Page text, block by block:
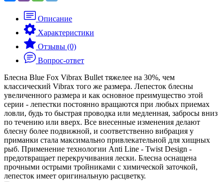
Описание
Характеристики
Отзывы (0)
Вопрос-ответ
Блесна Blue Fox Vibrax Bullet тяжелее на 30%, чем
классический Vibrax того же размера. Лепесток блесны
увеличенного размера и как основное преимущество этой
серии - лепестки постоянно вращаются при любых приемах
ловли, будь то быстрая проводка или медленная, забросы вниз
по течению или вверх. Все внесенные изменения делают
блесну более подвижной, и соответственно вибрация у
приманки стала максимально привлекательной для хищных
рыб. Применение технологии Anti Line - Twist Design -
предотвращает перекручивания лески. Блесна оснащена
прочными острыми тройниками с химической заточкой,
лепесток имеет оригинальную расцветку.